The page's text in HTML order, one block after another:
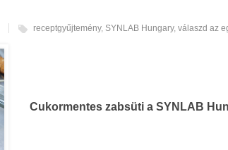
receptgyűjtemény, SYNLAB Hungary, válaszd az
Cukormentes zabsüti a SYNLAB